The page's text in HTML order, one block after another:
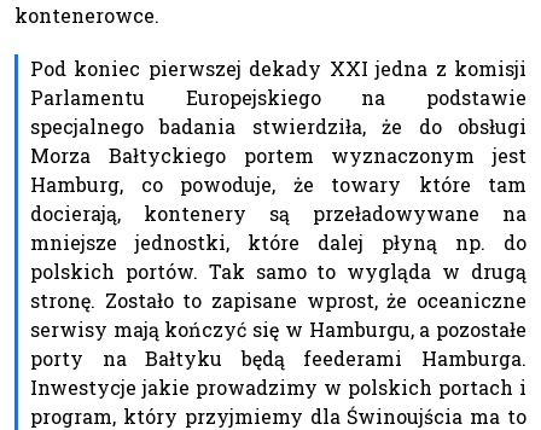
kontenerowce.
Pod koniec pierwszej dekady XXI jedna z komisji
Parlamentu Europejskiego na podstawie
specjalnego badania stwierdziła, że do obsługi
Morza Bałtyckiego portem wyznaczonym jest
Hamburg, co powoduje, że towary które tam
docierają, kontenery są przeładowywane na
mniejsze jednostki, które dalej płyną np. do
polskich portów. Tak samo to wygląda w drugą
stronę. Zostało to zapisane wprost, że oceaniczne
serwisy mają kończyć się w Hamburgu, a pozostałe
porty na Bałtyku będą feederami Hamburga.
Inwestycje jakie prowadzimy w polskich portach i
program, który przyjmiemy dla Świnoujścia ma to